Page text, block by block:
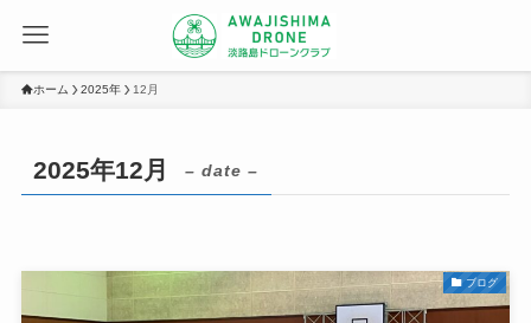
ホーム 2025年 12月
2025年12月 – date –
ブログ